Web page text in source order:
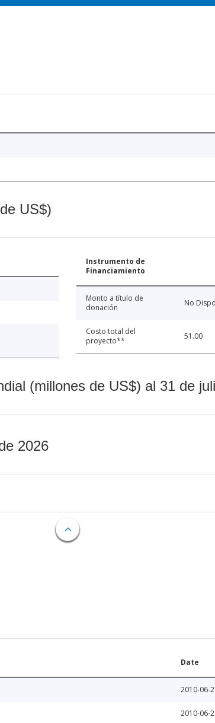
US$)
Instrumento de
Financiamiento
Monto a título de
donación
No
Costo total del
proyecto**
51.00
(millones de US$) al 31 de
2026
Date
2010-06-
2010-06-